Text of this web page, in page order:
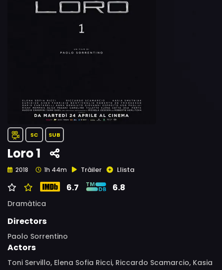
SC SUB
Loro 1
2018 1h 44m Tràiler Llista
6.7 6.8
Dramàtica
Directors
Paolo Sorrentino
Actors
Toni Servillo, Elena Sofia Ricci, Riccardo Scamarcio, Kasia